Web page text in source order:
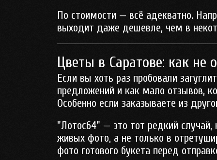
По стоимости — всё адекватно.
выходит даже дешевле, чем в
Цветы в Саратове: как не
Если вы хоть раз пробовали
предложений и как мало отзывов,
Особенно если заказываете из
"Лотос64" — это тот редкий
живых фото, а не только в
фото готового букета перед